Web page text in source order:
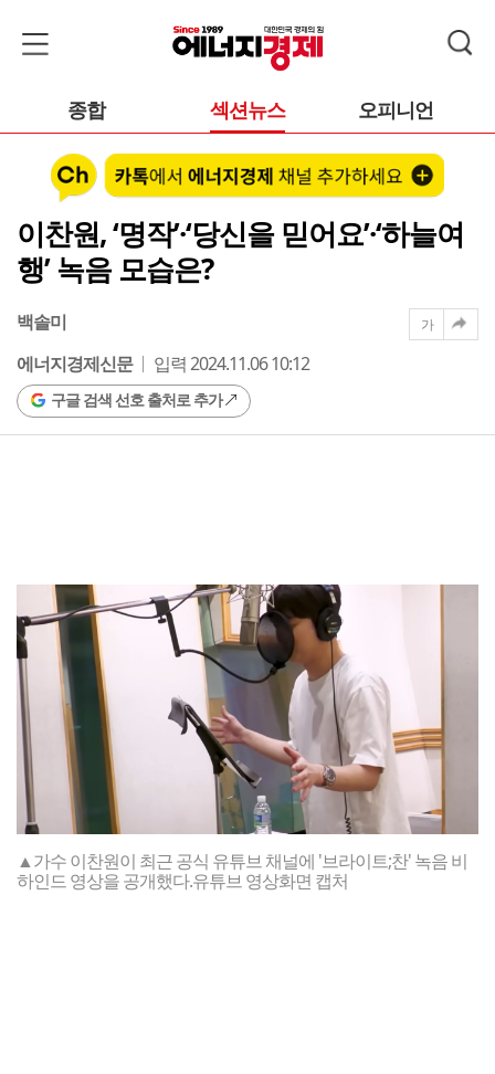
종합 섹션뉴스 오피니언
이찬원, ‘명작’·‘당신을 믿어요’·‘하늘여
행’ 녹음 모습은?
백솔미
에너지경제신문
입력 2024.11.06 10:12
구글 검색 선호 출처로 추가
가
▲가수 이찬원이 최근 공식 유튜브 채널에 '브라이트;찬' 녹음 비
하인드 영상을 공개했다.유튜브 영상화면 캡처